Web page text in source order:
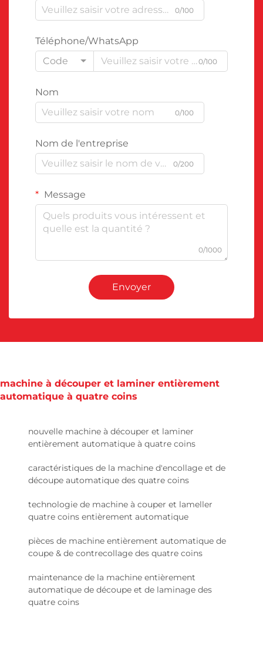
0/100
Téléphone/WhatsApp
Code
0/100
Nom
0/100
Nom de l'entreprise
0/200
Message
0/1000
Envoyer
machine à découper et laminer entièrement
automatique à quatre coins
nouvelle machine à découper et laminer
entièrement automatique à quatre coins
caractéristiques de la machine d'encollage et de
découpe automatique des quatre coins
technologie de machine à couper et lameller
quatre coins entièrement automatique
pièces de machine entièrement automatique de
coupe & de contrecollage des quatre coins
maintenance de la machine entièrement
automatique de découpe et de laminage des
quatre coins